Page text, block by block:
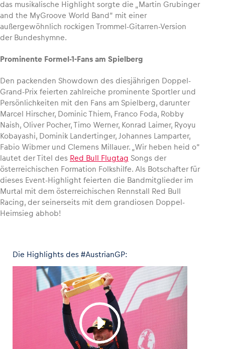
das musikalische Highlight sorgte die „Martin Grubinger
and the MyGroove World Band“ mit einer
außergewöhnlich rockigen Trommel-Gitarren-Version
der Bundeshymne.
Prominente Formel-1-Fans am Spielberg
Den packenden Showdown des diesjährigen Doppel-
Grand-Prix feierten zahlreiche prominente Sportler und
Persönlichkeiten mit den Fans am Spielberg, darunter
Marcel Hirscher, Dominic Thiem, Franco Foda, Robby
Naish, Oliver Pocher, Timo Werner, Konrad Laimer, Ryoyu
Kobayashi, Dominik Landertinger, Johannes Lamparter,
Fabio Wibmer und Clemens Millauer. „Wir heben heid o“
lautet der Titel des Red Bull Flugtag Songs der
österreichischen Formation Folkshilfe. Als Botschafter für
dieses Event-Highlight feierten die Bandmitglieder im
Murtal mit dem österreichischen Rennstall Red Bull
Racing, der seinerseits mit dem grandiosen Doppel-
Heimsieg abhob!
Die Highlights des #AustrianGP: